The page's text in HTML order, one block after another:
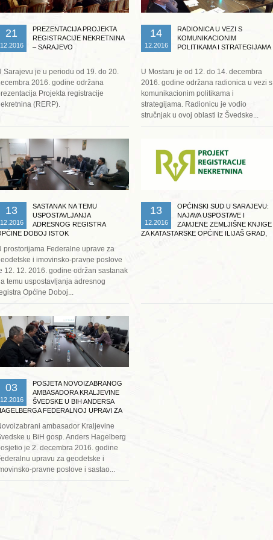
21
12.2016
PREZENTACIJA PROJEKTA
REGISTRACIJE NEKRETNINA
– SARAJEVO
Sarajevu je u periodu od 19. do 20.
2016. godine održana
Projekta registracije
(RERP).
14
12.2016
RADIONICA U VEZI S
KOMUNIKACIONIM
POLITIKAMA I STRATEGIJAMA
U Mostaru je od 12. do 14. decembra
2016. godine održana radionica u vezi s
komunikacionim politikama i
strategijama. Radionicu je vodio
stručnjak u ovoj oblasti iz Švedske...
13
12.2016
SASTANAK NA TEMU
USPOSTAVLJANJA
ADRESNOG REGISTRA
DOBOJ ISTOK
prostorijama Federalne uprave za
i imovinsko-pravne poslove
12. 12. 2016. godine održan sastanak
temu uspostavljanja adresnog
Općine Doboj...
Opširnije ...
13
12.2016
OPĆINSKI SUD U SARAJEVU:
NAJAVA USPOSTAVE I
ZAMJENE ZEMLJIŠNE KNJIGE
ZA KATASTARSKE OPĆINE ILIJAŠ GRAD,
Opširnije ...
03
12.2016
POSJETA NOVOIZABRANOG
AMBASADORA KRALJEVINE
ŠVEDSKE U BIH ANDERSA
FEDERALNOJ UPRAVI ZA
ambasador Kraljevine
u BiH gosp. Anders Hagelberg
je 2. decembra 2016. godine
upravu za geodetske i
pravne poslove i sastao...